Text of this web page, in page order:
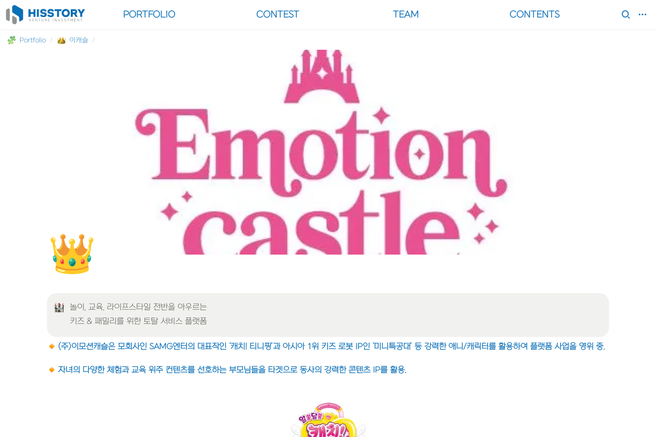
PORTFOLIO CONTEST TEAM CONTENTS
Portfolio / 이캐슬 /
INVESTMENT
👑
놀이, 교육, 라이프스타일 전반을 아우르는
키즈 & 패밀리를 위한 토탈 서비스 플랫폼
(주)이모션캐슬은 모회사인 SAMG엔터의 대표작인 ‘캐치! 티니핑’과 아시아 1위 키즈 로봇 IP인 ‘미니특공대’ 등 강력한 애니/캐릭터를 활용하여 플랫폼 사업을 영위 중.
자녀의 다양한 체험과 교육 위주 컨텐츠를 선호하는 부모님들을 타겟으로 동사의 강력한 콘텐츠 IP를 활용.